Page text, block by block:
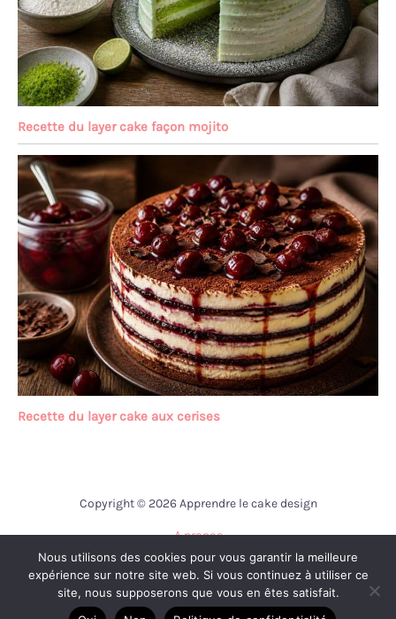
Recette du layer cake façon mojito
Recette du layer cake aux cerises
Copyright © 2026 Apprendre le cake design
A propos
Contact
Mentions légales
Politique de confidentialité
Nous utilisons des cookies pour vous garantir la meilleure
expérience sur notre site web. Si vous continuez à utiliser ce
site, nous supposerons que vous en êtes satisfait.